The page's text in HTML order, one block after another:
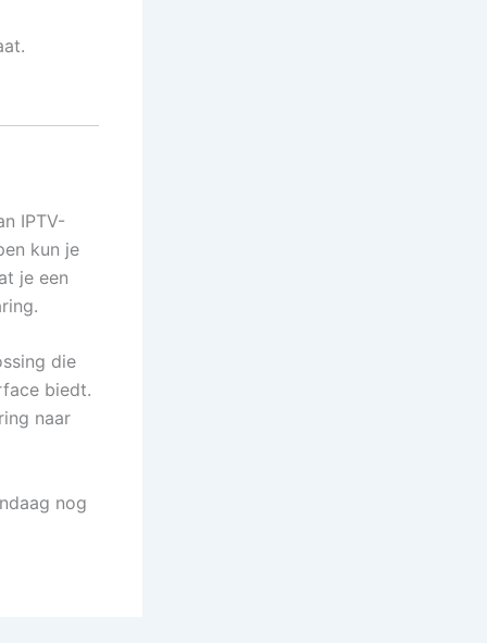
IPTV-
kun je
je een
die
biedt.
naar
nog